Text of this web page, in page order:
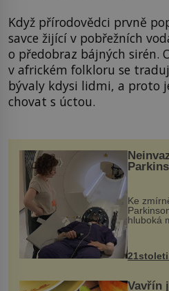
Když přírodovědci prvně
savce žijící v pobřežních
o předobraz bájných sirén.
v africkém folkloru se
bývaly kdysi lidmi, a proto
chovat s úctou.
Ke
hluboká
však
k
Vavřín